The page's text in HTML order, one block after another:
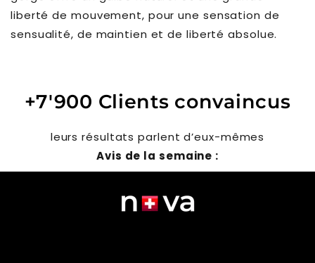
liberté de mouvement, pour une sensation de
sensualité, de maintien et de liberté absolue.
+7'900 Clients convaincus
leurs résultats parlent d’eux-mêmes
Avis de la semaine :